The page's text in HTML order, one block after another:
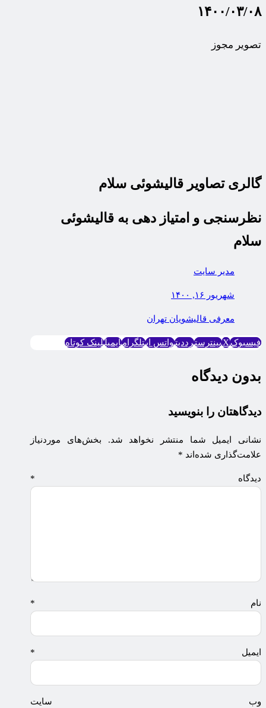
۱۴۰۰/۰۳/۰۸
تصویر مجوز
گالری تصاویر قالیشوئی سلام
نظرسنجی و امتیاز دهی به قالیشوئی
سلام
مدیر سایت
شهریور ۱۶, ۱۴۰۰
معرفی قالیشویان تهران
فیسبوکXپینترسترددیتواتس اپتلگرامایمیللینک کوتاه
بدون دیدگاه
دیدگاهتان را بنویسید
نشانی ایمیل شما منتشر نخواهد شد.
بخش‌های موردنیاز
علامت‌گذاری شده‌اند *
دیدگاه *
نام *
ایمیل *
وب‌ سایت